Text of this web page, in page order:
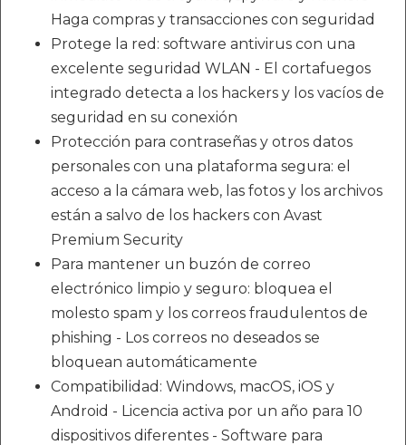
Haga compras y transacciones con seguridad
Protege la red: software antivirus con una
excelente seguridad WLAN - El cortafuegos
integrado detecta a los hackers y los vacíos de
seguridad en su conexión
Protección para contraseñas y otros datos
personales con una plataforma segura: el
acceso a la cámara web, las fotos y los archivos
están a salvo de los hackers con Avast
Premium Security
Para mantener un buzón de correo
electrónico limpio y seguro: bloquea el
molesto spam y los correos fraudulentos de
phishing - Los correos no deseados se
bloquean automáticamente
Compatibilidad: Windows, macOS, iOS y
Android - Licencia activa por un año para 10
dispositivos diferentes - Software para